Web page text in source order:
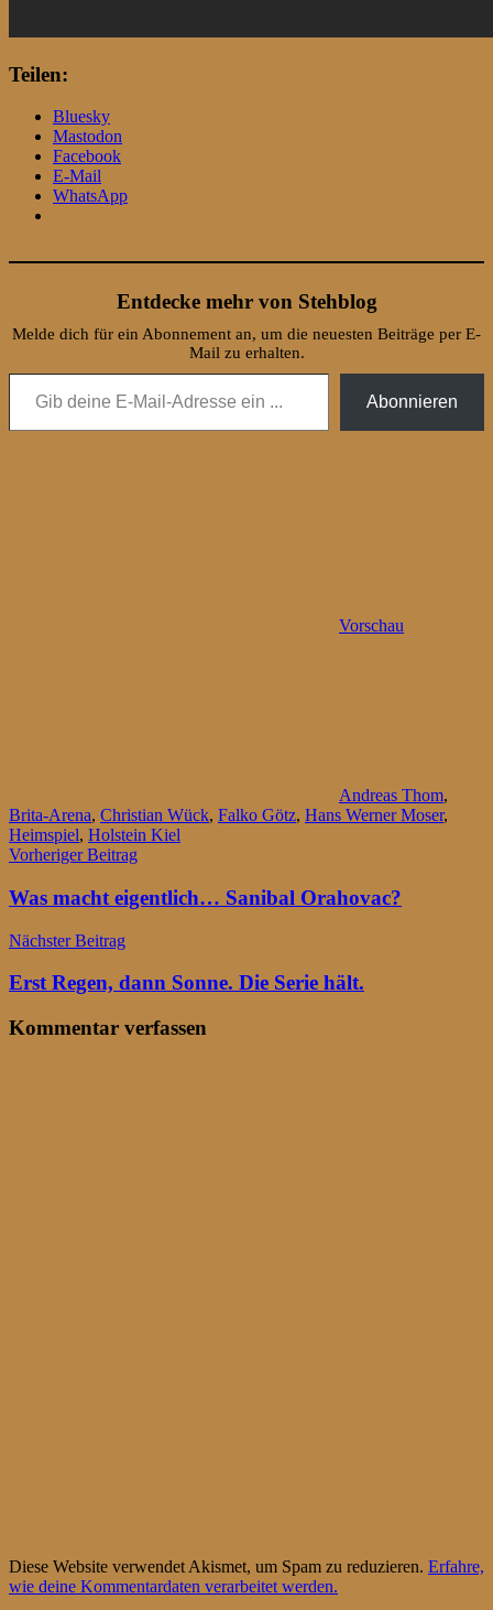
Teilen:
Bluesky
Mastodon
Facebook
E-Mail
WhatsApp
Entdecke mehr von Stehblog
Melde dich für ein Abonnement an, um die neuesten Beiträge per E-
Mail zu erhalten.
Gib deine E-Mail-Adresse ein ...
Abonnieren
Vorschau
Andreas Thom,
Brita-Arena, Christian Wück, Falko Götz, Hans Werner Moser,
Heimspiel, Holstein Kiel
Beitragsnavigation
Vorheriger Beitrag
Was macht eigentlich… Sanibal Orahovac?
Nächster Beitrag
Erst Regen, dann Sonne. Die Serie hält.
Kommentar verfassen
Diese Website verwendet Akismet, um Spam zu reduzieren. Erfahre,
wie deine Kommentardaten verarbeitet werden.